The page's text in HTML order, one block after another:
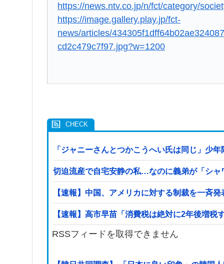
https://news.ntv.co.jp/n/fct/category/
https://image.gallery.play.jp/fct-
news/articles/
cd2c479c7f97.jpg?w=1200
「ジャニーさんとつかこうへい氏は同じ」少
切迫流産で自宅安静の私…なのに義弟が「シ
【速報】中国、アメリカに対する制裁を一斉発
【速報】高市早苗「消費税は絶対に2年後増税
RSSフィードを取得できません